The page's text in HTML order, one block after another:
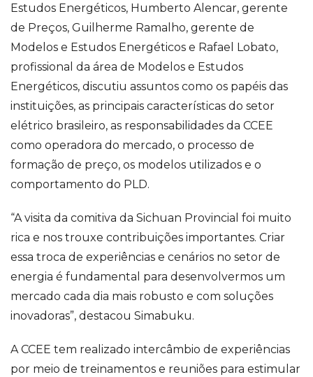
Estudos Energéticos, Humberto Alencar, gerente
de Preços, Guilherme Ramalho, gerente de
Modelos e Estudos Energéticos e Rafael Lobato,
profissional da área de Modelos e Estudos
Energéticos, discutiu assuntos como os papéis das
instituições, as principais características do setor
elétrico brasileiro, as responsabilidades da CCEE
como operadora do mercado, o processo de
formação de preço, os modelos utilizados e o
comportamento do PLD.
“A visita da comitiva da Sichuan Provincial foi muito
rica e nos trouxe contribuições importantes. Criar
essa troca de experiências e cenários no setor de
energia é fundamental para desenvolvermos um
mercado cada dia mais robusto e com soluções
inovadoras”, destacou Simabuku.
A CCEE tem realizado intercâmbio de experiências
por meio de treinamentos e reuniões para estimular